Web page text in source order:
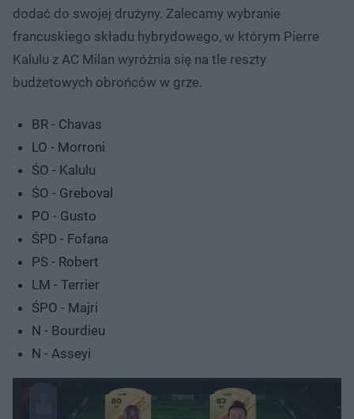
dodać do swojej drużyny. Zalecamy wybranie
francuskiego składu hybrydowego, w którym Pierre
Kalulu z AC Milan wyróżnia się na tle reszty
budżetowych obrońców w grze.
BR - Chavas
LO - Morroni
ŚO - Kalulu
ŚO - Greboval
PO - Gusto
ŚPD - Fofana
PS - Robert
LM - Terrier
ŚPO - Majri
N - Bourdieu
N - Asseyi